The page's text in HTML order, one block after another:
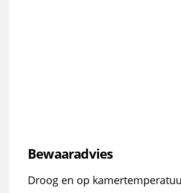
Bewaaradvies
Droog en op